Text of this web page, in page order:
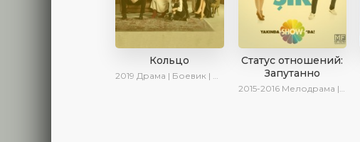
Кольцо
2019 Драма | Боевик | Криминал
Статус отношений:
Запутанно
2015-2016 Мелодрама | Комедия